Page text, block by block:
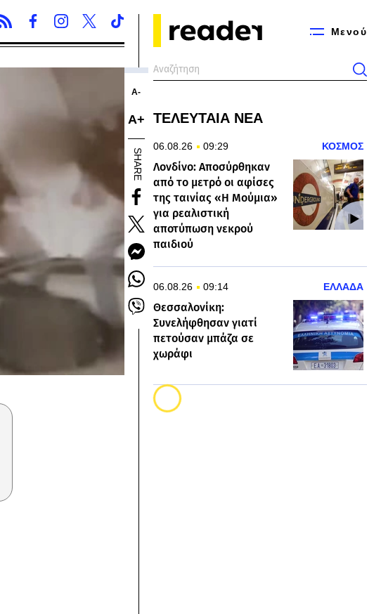
Μενού
Α-
Α+
SHARE
ΤΕΛΕΥΤΑΙΑ ΝΕΑ
06.08.26 09:29 ΚΟΣΜΟΣ
Λονδίνο: Αποσύρθηκαν
από το μετρό οι αφίσες
της ταινίας «Η Μούμια»
για ρεαλιστική
αποτύπωση νεκρού
παιδιού
06.08.26 09:14 ΕΛΛΑΔΑ
Θεσσαλονίκη:
Συνελήφθησαν γιατί
πετούσαν μπάζα σε
χωράφι